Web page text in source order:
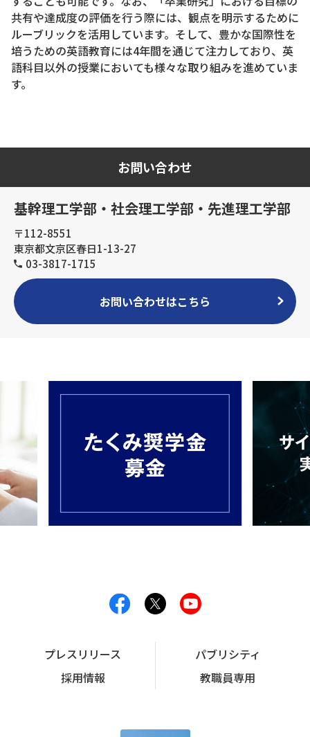
共有や達成度の評価を行う際には、観点を明示するために
ルーブリックを活用しています。そして、豊かな国際性を
培うための英語教育には4年間を通じて注力しており、英
語科目以外の授業においても様々な取り組みを進めていま
す。
お問い合わせ
基幹理工学部・社会理工学部・先進理工学部
〒112-8551
東京都文京区春日1-13-27
03-3817-1715
お問い合わせはこちら
プレスリリース
パブリシティ
採用情報
教職員専用